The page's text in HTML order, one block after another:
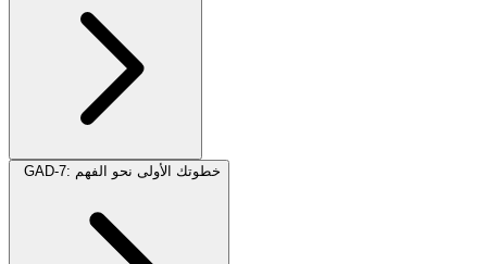
GAD-7: خطوتك الأولى نحو الفهم